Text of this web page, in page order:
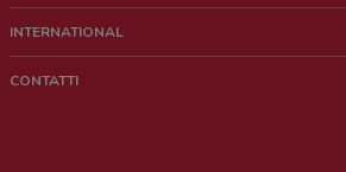
Chi siamo
Lavora con noi
Richieste commerciali e marketing
INTERNATIONAL
CONTATTI